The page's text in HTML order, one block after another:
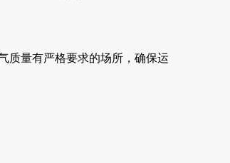
质量有严格要求的场所，确保运